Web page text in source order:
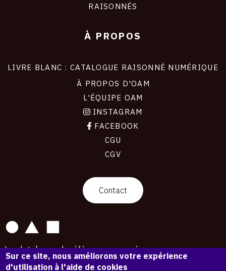
RAISONNÉS
À PROPOS
LIVRE BLANC : CATALOGUE RAISONNÉ NUMÉRIQUE
À PROPOS D'OAM
L'ÉQUIPE OAM
INSTAGRAM
FACEBOOK
CGU
CGV
Contact
La plateforme de référence pour créer,
conserver et promouvoir l'Histoire de l'Art.
Sur ce site, nous améliorons votre expérience
d'utilisation à l'aide de cookies